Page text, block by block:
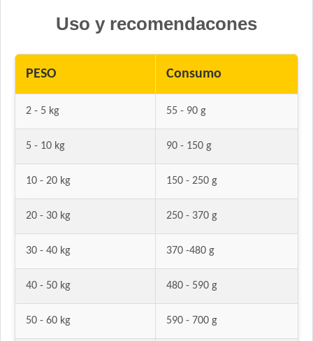
Uso y recomendacones
PESO Consumo
2 - 5 kg 55 - 90 g
5 - 10 kg 90 - 150 g
10 - 20 kg 150 - 250 g
20 - 30 kg 250 - 370 g
30 - 40 kg 370 -480 g
40 - 50 kg 480 - 590 g
50 - 60 kg 590 - 700 g